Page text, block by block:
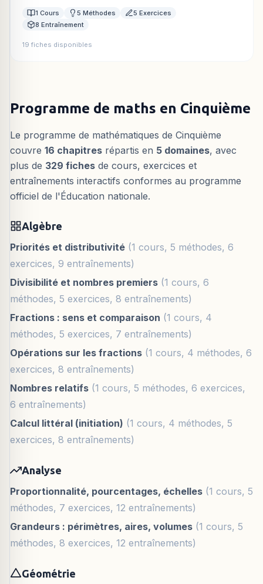
1 Cours 5 Méthodes
5 Exercices
8 Entraînement
19 fiches disponibles
Programme de maths en Cinquième
Le programme de mathématiques de Cinquième
couvre 16 chapitres répartis en 5 domaines, avec
plus de 329 fiches de cours, exercices et
entraînements interactifs conformes au programme
officiel de l'Éducation nationale.
Algèbre
Priorités et distributivité (1 cours, 5 méthodes, 6
exercices, 9 entraînements)
Divisibilité et nombres premiers (1 cours, 6
méthodes, 5 exercices, 8 entraînements)
Fractions : sens et comparaison (1 cours, 4
méthodes, 5 exercices, 7 entraînements)
Opérations sur les fractions (1 cours, 4 méthodes, 6
exercices, 8 entraînements)
Nombres relatifs (1 cours, 5 méthodes, 6 exercices,
6 entraînements)
Calcul littéral (initiation) (1 cours, 4 méthodes, 5
exercices, 8 entraînements)
Analyse
Proportionnalité, pourcentages, échelles (1 cours, 5
méthodes, 7 exercices, 12 entraînements)
Grandeurs : périmètres, aires, volumes (1 cours, 5
méthodes, 8 exercices, 12 entraînements)
Géométrie